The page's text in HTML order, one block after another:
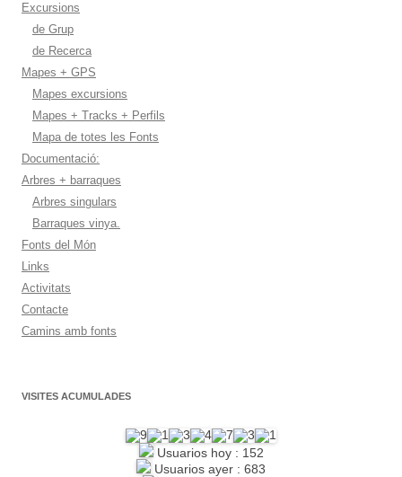
Excursions
de Grup
de Recerca
Mapes + GPS
Mapes excursions
Mapes + Tracks + Perfils
Mapa de totes les Fonts
Documentació:
Arbres + barraques
Arbres singulars
Barraques vinya.
Fonts del Món
Links
Activitats
Contacte
Camins amb fonts
VISITES ACUMULADES
Usuarios hoy : 152
Usuarios ayer : 683